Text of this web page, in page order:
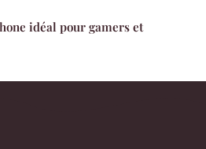
idéal pour gamers et